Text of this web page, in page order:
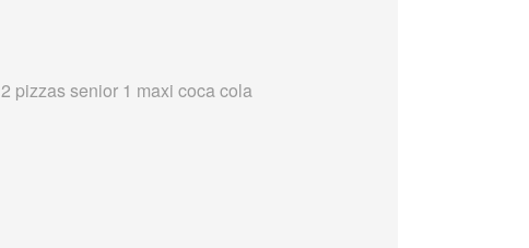
2 pizzas senior 1 maxi coca cola